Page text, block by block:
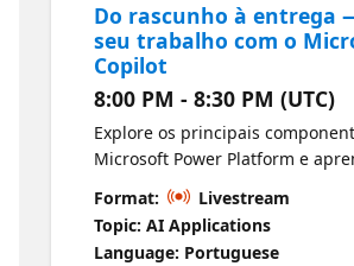
Do rascunho à entrega
seu trabalho com o
Copilot
8:00 PM - 8:30 PM (UTC)
Explore os principais
Microsoft Power Platform e
demonstrar seu valor comercial
ferramentas como Power Apps,
Power Automate.
Format:
Livestream
Topic: AI Applications
Language: Portuguese